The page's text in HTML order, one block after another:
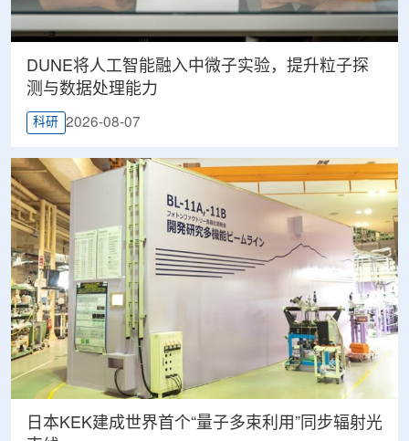
DUNE将人工智能融入中微子实验，提升粒子探
测与数据处理能力
科研 2026-08-07
日本KEK建成世界首个“量子多束利用”同步辐射光